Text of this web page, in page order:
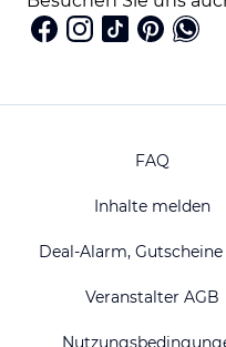
FAQ
Inhalte melden
Deal-Alarm,
Veranstalter AGB